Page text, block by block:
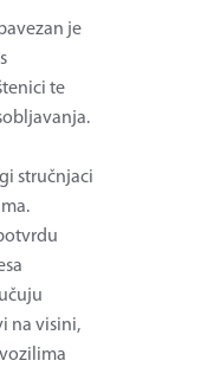
je
te
stručnjaci
na visini,